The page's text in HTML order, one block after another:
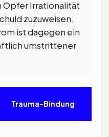
Opfer Irrationalität
zuzuweisen.
ist dagegen ein
umstrittener
Trauma-Bindung